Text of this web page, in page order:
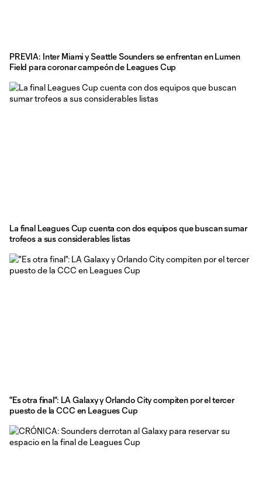
PREVIA: Inter Miami y Seattle Sounders se enfrentan en Lumen
Field para coronar campeón de Leagues Cup
La final Leagues Cup cuenta con dos equipos que buscan sumar
trofeos a sus considerables listas
"Es otra final": LA Galaxy y Orlando City compiten por el tercer
puesto de la CCC en Leagues Cup